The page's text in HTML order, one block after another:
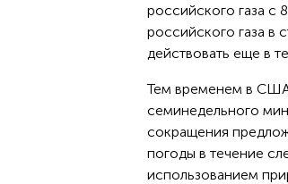
российского газа с
российского газа в
действовать еще в
Тем временем в США
семинедельного
сокращения
погоды в течение
использованием